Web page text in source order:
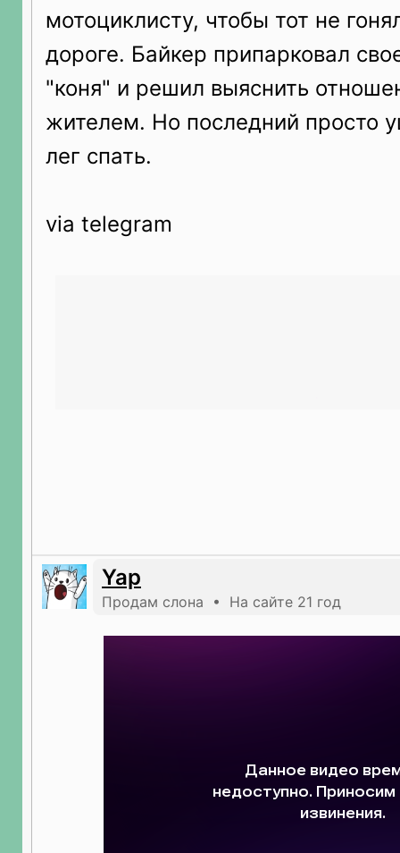
мотоциклисту, чтобы тот не
дороге. Байкер припарковал
"коня" и решил выяснить
жителем. Но последний просто
лег спать.
via telegram
Yap
Продам слона • На сайте 21 год